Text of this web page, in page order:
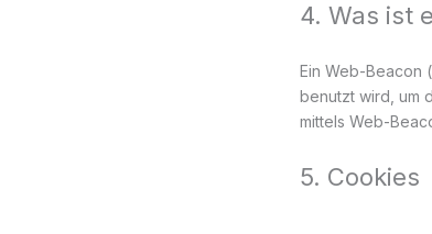
4. Was ist
Ein Web-Beacon
benutzt wird, um
mittels Web-
5. Cookies